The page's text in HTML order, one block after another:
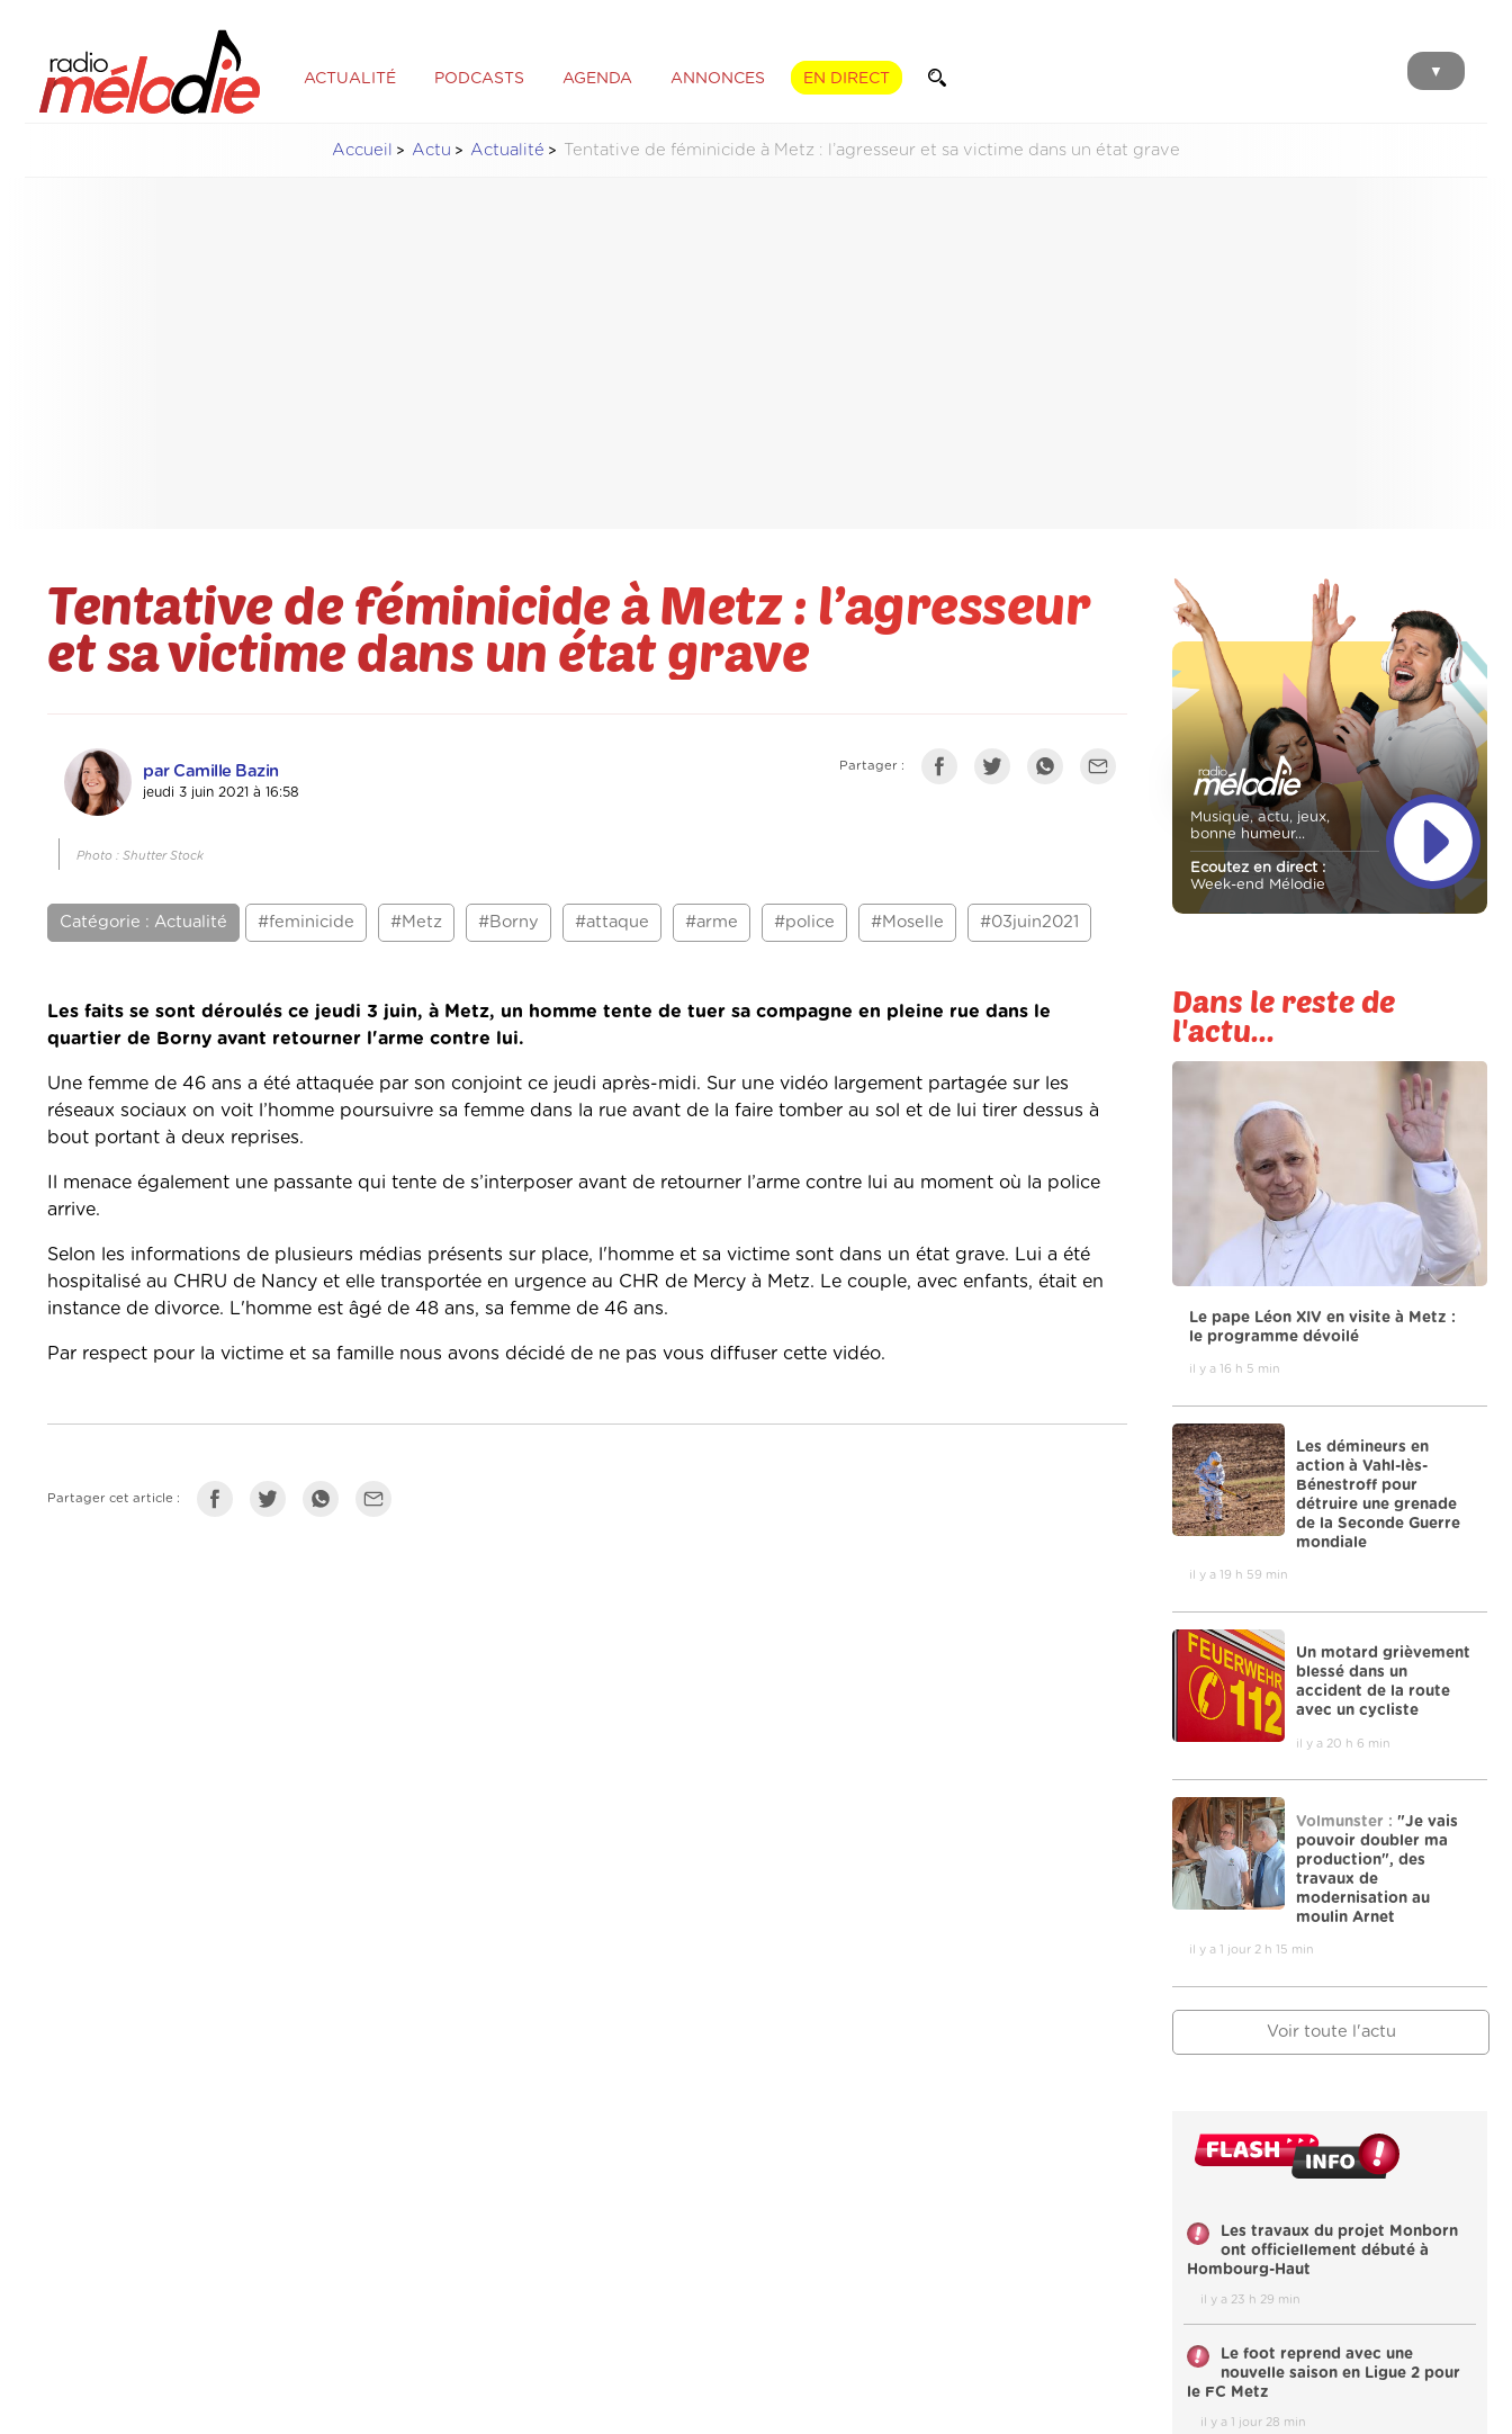
ACTUALITÉ PODCASTS AGENDA ANNONCES EN DIRECT ▼
Accueil Actu Actualité Tentative de féminicide à Metz : l’agresseur et sa victime dans un état grave
Tentative de féminicide à Metz : l’agresseur
et sa victime dans un état grave
par Camille Bazin
jeudi 3 juin 2021 à 16:58
Partager :
Photo : Shutter Stock
Catégorie : Actualité #feminicide #Metz #Borny #attaque #arme #police #Moselle #03juin2021
Les faits se sont déroulés ce jeudi 3 juin, à Metz, un homme tente de tuer sa compagne en pleine rue dans le
quartier de Borny avant retourner l'arme contre lui.
Une femme de 46 ans a été attaquée par son conjoint ce jeudi après-midi. Sur une vidéo largement partagée sur les
réseaux sociaux on voit l’homme poursuivre sa femme dans la rue avant de la faire tomber au sol et de lui tirer dessus à
bout portant à deux reprises.
Il menace également une passante qui tente de s’interposer avant de retourner l’arme contre lui au moment où la police
arrive.
Selon les informations de plusieurs médias présents sur place, l'homme et sa victime sont dans un état grave. Lui a été
hospitalisé au CHRU de Nancy et elle transportée en urgence au CHR de Mercy à Metz. Le couple, avec enfants, était en
instance de divorce. L'homme est âgé de 48 ans, sa femme de 46 ans.
Par respect pour la victime et sa famille nous avons décidé de ne pas vous diffuser cette vidéo.
Partager cet article :
Musique, actu, jeux,
bonne humeur...
Ecoutez en direct :
Week-end Mélodie
Dans le reste de
l'actu...
Le pape Léon XIV en visite à Metz :
le programme dévoilé
il y a 16 h 5 min
Les démineurs en
action à Vahl-lès-
Bénestroff pour
détruire une grenade
de la Seconde Guerre
mondiale
il y a 19 h 59 min
Un motard grièvement
blessé dans un
accident de la route
avec un cycliste
il y a 20 h 6 min
Volmunster : "Je vais
pouvoir doubler ma
production", des
travaux de
modernisation au
moulin Arnet
il y a 1 jour 2 h 15 min
Voir toute l'actu
Les travaux du projet Monborn
ont officiellement débuté à
Hombourg-Haut
il y a 23 h 29 min
Le foot reprend avec une
nouvelle saison en Ligue 2 pour
le FC Metz
il y a 1 jour 28 min